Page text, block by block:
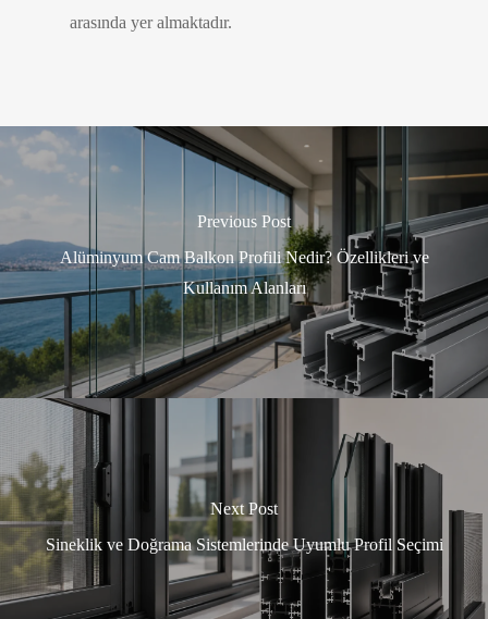
arasında yer almaktadır.
Previous Post
Alüminyum Cam Balkon Profili Nedir? Özellikleri ve
Kullanım Alanları
Next Post
Sineklik ve Doğrama Sistemlerinde Uyumlu Profil Seçimi